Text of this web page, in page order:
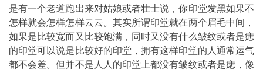
是有一个老道跑出来对姑娘或者壮士说，你印堂发黑如果不
怎样就会怎样怎样云云。其实所谓印堂就在两个眉毛中间，
如果是比较宽而又比较饱满，同时又没有什么皱纹或者是痣
的印堂可以说是比较好的印堂，拥有这样印堂的人通常运气
都不会差。但并不是人人的印堂上都没有皱纹或者是痣，像